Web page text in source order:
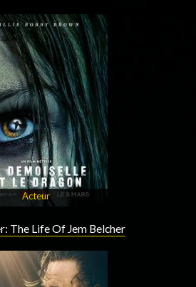
Acteur
The Life Of Jem Belcher